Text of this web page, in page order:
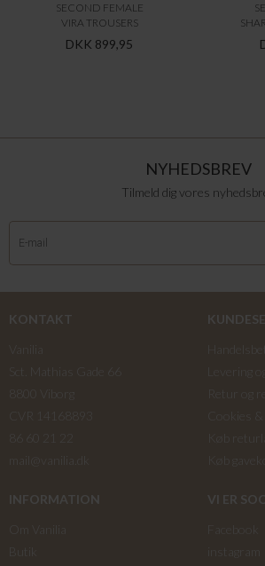
SECOND FEMALE
VIRA TROUSERS
DKK 899,95
NYHEDSBREV
Tilmeld dig vores
KONTAKT
INFORMATION
VI ER